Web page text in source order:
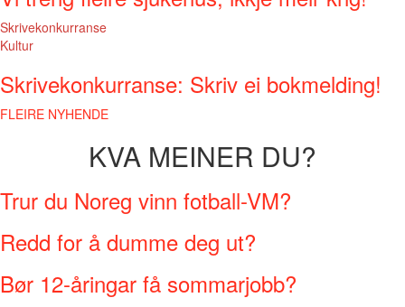
Skrivekonkurranse
Kultur
Skrivekonkurranse: Skriv ei bokmelding!
FLEIRE NYHENDE
KVA MEINER DU?
Trur du Noreg vinn fotball-VM?
Redd for å dumme deg ut?
Bør 12-åringar få sommarjobb?